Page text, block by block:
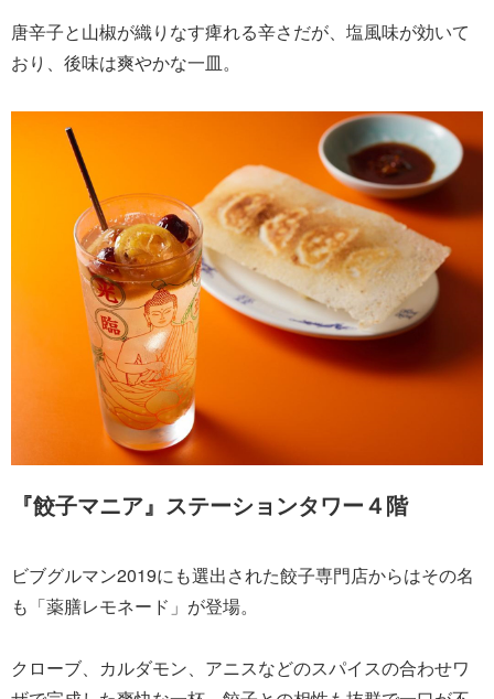
唐辛子と山椒が織りなす痺れる辛さだが、塩風味が効いて
おり、後味は爽やかな一皿。
『餃子マニア』ステーションタワー４階
ビブグルマン2019にも選出された餃子専門店からはその名
も「薬膳レモネード」が登場。
クローブ、カルダモン、アニスなどのスパイスの合わせワ